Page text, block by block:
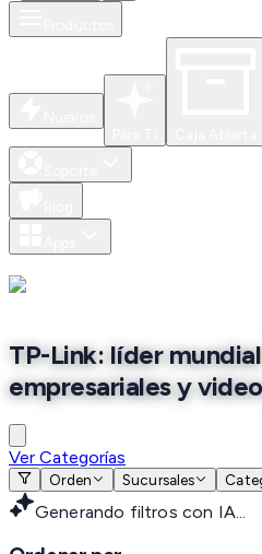
TP-Link: líder
empresariales y
Ver Categorías
Orden Sucursales
Generando filtros con IA...